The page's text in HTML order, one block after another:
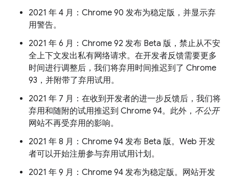
2021 年 4 月：Chrome 90 发布为稳定版，并显示弃
用警告。
2021 年 6 月：Chrome 92 发布 Beta 版，禁止从不安
全上下文发出私有网络请求。在开发者反馈需要更多
时间进行调整后，我们将弃用时间推迟到了 Chrome
93，并附带了弃用试用。
2021 年 7 月：在收到开发者的进一步反馈后，我们将
弃用和随附的试用推迟到 Chrome 94。此外， 不公开
网站不再受弃用的影响。
2021 年 8 月：Chrome 94 发布 Beta 版。Web 开发
者可以开始注册参与弃用试用计划。
2021 年 9 月：Chrome 94 发布为稳定版。网站开发